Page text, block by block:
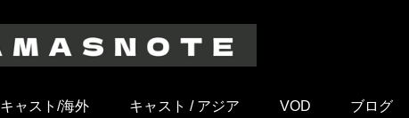
キャスト/海外 キャスト / アジア VOD ブログ